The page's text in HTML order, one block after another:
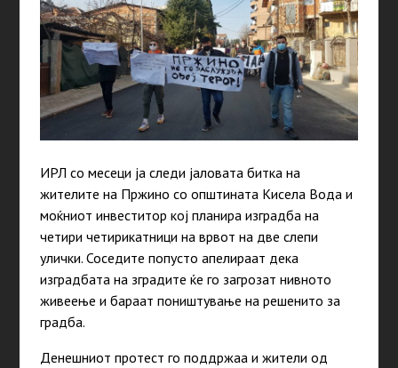
ИРЛ со месеци ја следи јаловата битка на
жителите на Пржино со општината Кисела Вода и
моќниот инвеститор кој планира изградба на
четири четирикатници на врвот на две слепи
улички. Соседите попусто апелираат дека
изградбата на зградите ќе го загрозат нивното
живеење и бараат поништување на решенито за
градба.
Денешниот протест го поддржаа и жители од